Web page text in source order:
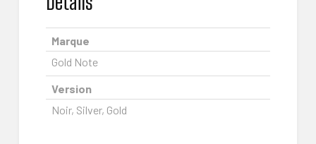
Marque
Gold Note
Version
Noir, Silver, Gold